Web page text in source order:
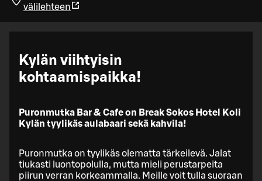
välilehteen
Kylän viihtyisin
kohtaamispaikka!
Puronmutka Bar & Cafe on Break Sokos Hotel Koli
Kylän tyylikäs aulabaari sekä kahvila!
Puronmutka on tyylikäs olematta tärkeilevä. Jalat
tiukasti luontopolulla, mutta mieli perustarpeita
piirun verran korkeammalla. Meille voit tulla suoraan